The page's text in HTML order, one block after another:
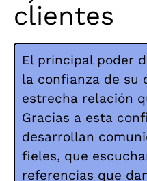
clientes
El principal poder
la confianza de su
estrecha relación
Gracias a esta
desarrollan
fieles, que
referencias que